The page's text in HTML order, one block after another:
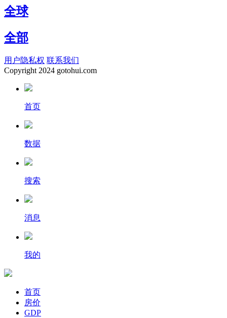
全球
全部
用户隐私权 联系我们
Copyright2024 gotohui.com
首页
数据
搜索
消息
我的
首页
房价
GDP